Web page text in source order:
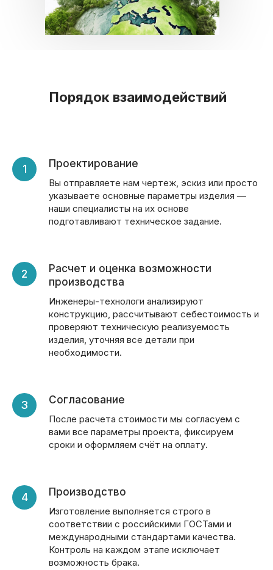
Порядок взаимодействий
Проектирование
Вы отправляете нам чертеж, эскиз или просто
указываете основные параметры изделия —
наши специалисты на их основе
подготавливают техническое задание.
Расчет и оценка возможности
производства
Инженеры-технологи анализируют
конструкцию, рассчитывают себестоимость и
проверяют техническую реализуемость
изделия, уточняя все детали при
необходимости.
Согласование
После расчета стоимости мы согласуем с
вами все параметры проекта, фиксируем
сроки и оформляем счёт на оплату.
Производство
Изготовление выполняется строго в
соответствии с российскими ГОСТами и
международными стандартами качества.
Контроль на каждом этапе исключает
возможность брака.